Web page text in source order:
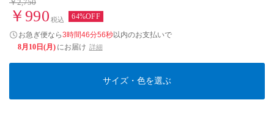
￥2,750
￥990 税込 64%OFF
お急ぎ便なら3時間46分55秒以内のお支払いで
8月10日(月) にお届け 詳細
サイズ・色を選ぶ